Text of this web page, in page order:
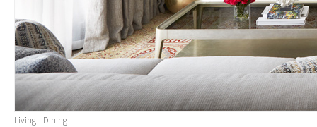
Living - Dining